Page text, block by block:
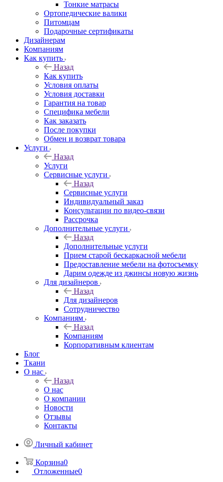
Тонкие матрасы
Ортопедические валики
Питомцам
Подарочные сертификаты
Дизайнерам
Компаниям
Как купить
Назад
Как купить
Условия оплаты
Условия доставки
Гарантия на товар
Специфика мебели
Как заказать
После покупки
Обмен и возврат товара
Услуги
Назад
Услуги
Сервисные услуги
Назад
Сервисные услуги
Индивидуальный заказ
Консультации по видео-связи
Рассрочка
Дополнительные услуги
Назад
Дополнительные услуги
Прием старой бескаркасной мебели
Предоставление мебели на фотосъемку
Дарим одежде из джинсы новую жизнь
Для дизайнеров
Назад
Для дизайнеров
Сотрудничество
Компаниям
Назад
Компаниям
Корпоративным клиентам
Блог
Ткани
О нас
Назад
О нас
О компании
Новости
Отзывы
Контакты
Личный кабинет
Корзина0
Отложенные0